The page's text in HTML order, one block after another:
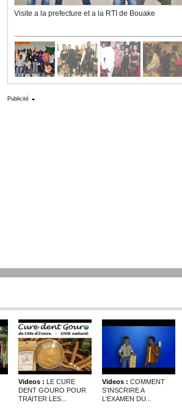
Visite a la prefecture et a la RTI de Bouake
Publicité
Videos : LE CURE
DENT GOURO POUR
TRAITER LES...
Videos : COMMENT
S'INSCRIRE A
L'EXAMEN DU...